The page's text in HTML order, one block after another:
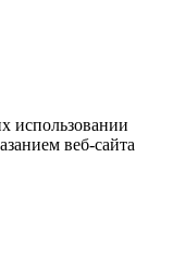
использовании
веб-сайта